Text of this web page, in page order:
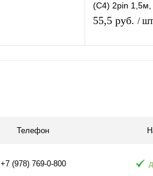
(C4) 2pin
сетевой кабель
55,5 руб. / шт
Телефон
+7 (978) 769-0-800